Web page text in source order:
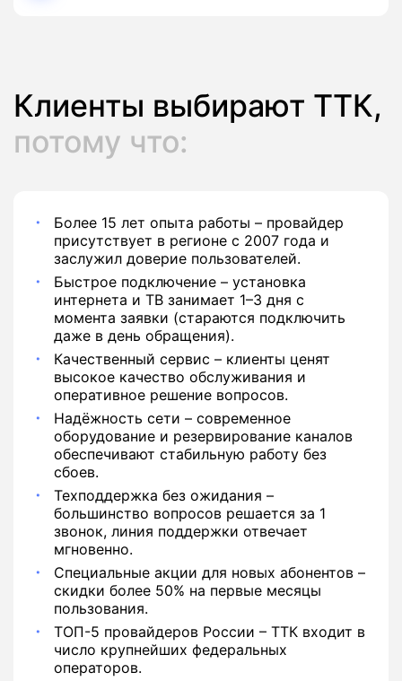
Клиенты выбирают ТТК,
потому что:
Более 15 лет опыта работы – провайдер
присутствует в регионе с 2007 года и
заслужил доверие пользователей.
Быстрое подключение – установка
интернета и ТВ занимает 1–3 дня с
момента заявки (стараются подключить
даже в день обращения).
Качественный сервис – клиенты ценят
высокое качество обслуживания и
оперативное решение вопросов.
Надёжность сети – современное
оборудование и резервирование каналов
обеспечивают стабильную работу без
сбоев.
Техподдержка без ожидания –
большинство вопросов решается за 1
звонок, линия поддержки отвечает
мгновенно.
Специальные акции для новых абонентов –
скидки более 50% на первые месяцы
пользования.
ТОП-5 провайдеров России – ТТК входит в
число крупнейших федеральных
операторов.